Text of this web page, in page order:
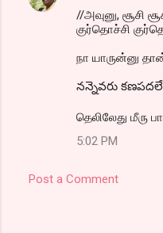
//அவுனு, சூசி
குர்தொச்சி
நா யாருன்னு
నన్నెవరు
தெலிலேது மீரு
5:02 PM
Post a Comment